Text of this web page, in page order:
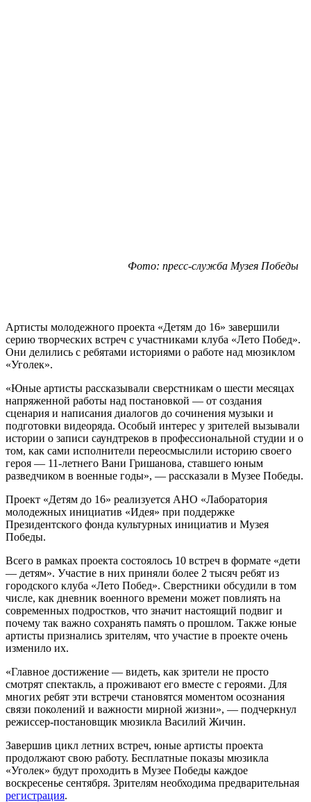
Фото: пресс-служба Музея Победы
Артисты молодежного проекта «Детям до 16» завершили
серию творческих встреч с участниками клуба «Лето Побед».
Они делились с ребятами историями о работе над мюзиклом
«Уголек».
«Юные артисты рассказывали сверстникам о шести месяцах
напряженной работы над постановкой — от создания
сценария и написания диалогов до сочинения музыки и
подготовки видеоряда. Особый интерес у зрителей вызывали
истории о записи саундтреков в профессиональной студии и о
том, как сами исполнители переосмыслили историю своего
героя — 11-летнего Вани Гришанова, ставшего юным
разведчиком в военные годы», — рассказали в Музее Победы.
Проект «Детям до 16» реализуется АНО «Лаборатория
молодежных инициатив «Идея» при поддержке
Президентского фонда культурных инициатив и Музея
Победы.
Всего в рамках проекта состоялось 10 встреч в формате «дети
— детям». Участие в них приняли более 2 тысяч ребят из
городского клуба «Лето Побед». Сверстники обсудили в том
числе, как дневник военного времени может повлиять на
современных подростков, что значит настоящий подвиг и
почему так важно сохранять память о прошлом. Также юные
артисты признались зрителям, что участие в проекте очень
изменило их.
«Главное достижение — видеть, как зрители не просто
смотрят спектакль, а проживают его вместе с героями. Для
многих ребят эти встречи становятся моментом осознания
связи поколений и важности мирной жизни», — подчеркнул
режиссер-постановщик мюзикла Василий Жичин.
Завершив цикл летних встреч, юные артисты проекта
продолжают свою работу. Бесплатные показы мюзикла
«Уголек» будут проходить в Музее Победы каждое
воскресенье сентября. Зрителям необходима предварительная
регистрация.